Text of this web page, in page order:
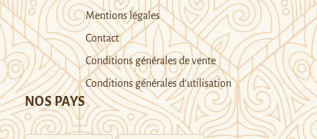
Mentions légales
Contact
Conditions générales de vente
Conditions générales d’utilisation
NOS PAYS